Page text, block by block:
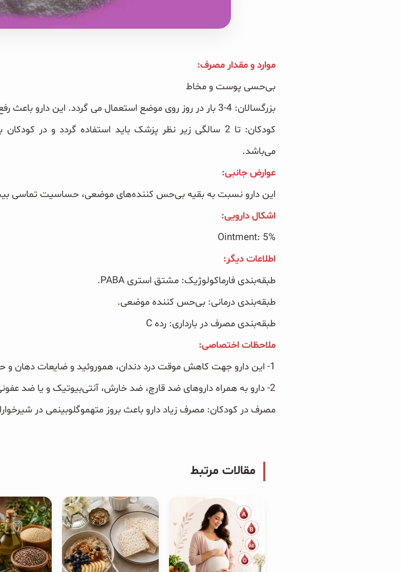
کتاب‌های OAB
موارد و مقدار مصرف:‏
بی‌حسی پوست و مخاط
بزرگسالان: 4-3 بار در روز روی موضع استعمال می‌ گردد. این دارو باعث رفع درد، خارش و التهاب می‌گردد.
می‌باشد. ‏
عوارض جانبی:‏
این دارو نسبت به بقیه بی‌حس کننده‌های موضعی، حساسیت تماسی
اشکال دارویی: ‏
Ointment: 5%‎‏ ‏
اطلاعات دیگر: ‏
طبقه‌بندی فارماکولوژیک: مشتق استری ‏PABA‏.
طبقه‌بندی درمانی: بی‌حس کننده موضعی.
طبقه‌بندی مصرف در بارداری: رده ‏C‏
ملاحظات اختصاصی:‏
مصرف در کودکان: مصرف زیاد دارو باعث بروز متهموگلوبینمی در
مقالات مرتبط